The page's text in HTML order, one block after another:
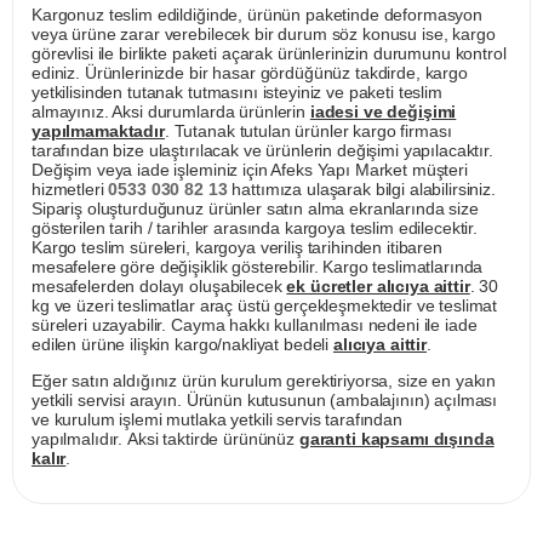
Kargonuz teslim edildiğinde, ürünün paketinde deformasyon
veya ürüne zarar verebilecek bir durum söz konusu ise, kargo
görevlisi ile birlikte paketi açarak ürünlerinizin durumunu kontrol
ediniz. Ürünlerinizde bir hasar gördüğünüz takdirde, kargo
yetkilisinden tutanak tutmasını isteyiniz ve paketi teslim
almayınız. Aksi durumlarda ürünlerin iadesi ve değişimi
yapılmamaktadır. Tutanak tutulan ürünler kargo firması
tarafından bize ulaştırılacak ve ürünlerin değişimi yapılacaktır.
Değişim veya iade işleminiz için Afeks Yapı Market müşteri
hizmetleri0533 030 82 13hattımıza ulaşarak bilgi alabilirsiniz.
Sipariş oluşturduğunuz ürünler satın alma ekranlarında size
gösterilen tarih / tarihler arasında kargoya teslim edilecektir.
Kargo teslim süreleri, kargoya veriliş tarihinden itibaren
mesafelere göre değişiklik gösterebilir. Kargo teslimatlarında
mesafelerden dolayı oluşabilecekek ücretler alıcıya aittir. 30
kg ve üzeri teslimatlar araç üstü gerçekleşmektedir ve teslimat
süreleri uzayabilir. Cayma hakkı kullanılması nedeni ile iade
edilen ürüne ilişkin kargo/nakliyat bedeli alıcıya aittir.
Eğer satın aldığınız ürün kurulum gerektiriyorsa, size en yakın
yetkili servisi arayın. Ürünün kutusunun (ambalajının) açılması
ve kurulum işlemi mutlaka yetkili servis tarafından
yapılmalıdır. Aksi taktirde ürününüz garanti kapsamı dışında
kalır.